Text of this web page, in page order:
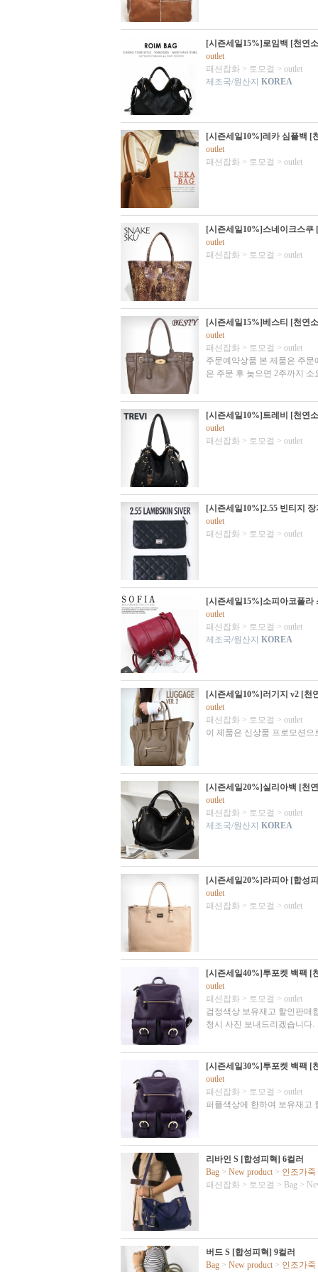
[시즌세일15%]로임백 [천연
outlet
패션잡화 > 토모걸 > outlet
제조국/원산지 KOREA
[시즌세일10%]레카 심플백 [
outlet
패션잡화 > 토모걸 > outlet
[시즌세일10%]스네이크스쿠
outlet
패션잡화 > 토모걸 > outlet
[시즌세일15%]베스티 [천연
outlet
패션잡화 > 토모걸 > outlet
주문예약상품 본 제품은 주
은 주문 후 늦으면 2주까지
[시즌세일10%]트레비 [천연
outlet
패션잡화 > 토모걸 > outlet
[시즌세일10%]2.55 빈티지
outlet
패션잡화 > 토모걸 > outlet
[시즌세일15%]소피아코폴
outlet
패션잡화 > 토모걸 > outlet
제조국/원산지 KOREA
[시즌세일10%]러기지 v2 [천
outlet
패션잡화 > 토모걸 > outlet
이 제품은 신상품 프로모션
[시즌세일20%]실리아백 [천
outlet
패션잡화 > 토모걸 > outlet
제조국/원산지 KOREA
[시즌세일20%]라피아 [합성
outlet
패션잡화 > 토모걸 > outlet
[시즌세일40%]투포켓 백팩 [
outlet
패션잡화 > 토모걸 > outlet
검정색상 보유재고 할인판매
청시 사진 보내드리겠습니다.
[시즌세일30%]투포켓 백팩 [
outlet
패션잡화 > 토모걸 > outlet
퍼플색상에 한하여 보유재고
리바인 S [합성피혁] 6컬러
Bag > New product > 인조가죽
패션잡화 > 토모걸 > Bag >
버드 S [합성피혁] 9컬러
Bag > New product > 인조가죽